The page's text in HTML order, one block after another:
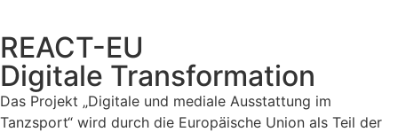
REACT-EU
Digitale Transformation
Das Projekt „Digitale und mediale Ausstattung im
Tanzsport“ wird durch die Europäische Union als Teil der